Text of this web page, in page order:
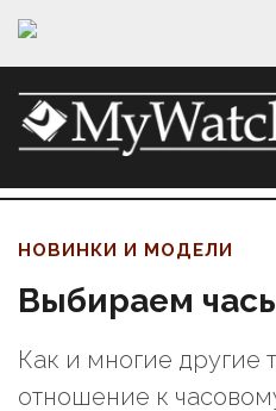
НОВИНКИ И МОДЕЛИ
Выбираем
Как и многие
отношение к